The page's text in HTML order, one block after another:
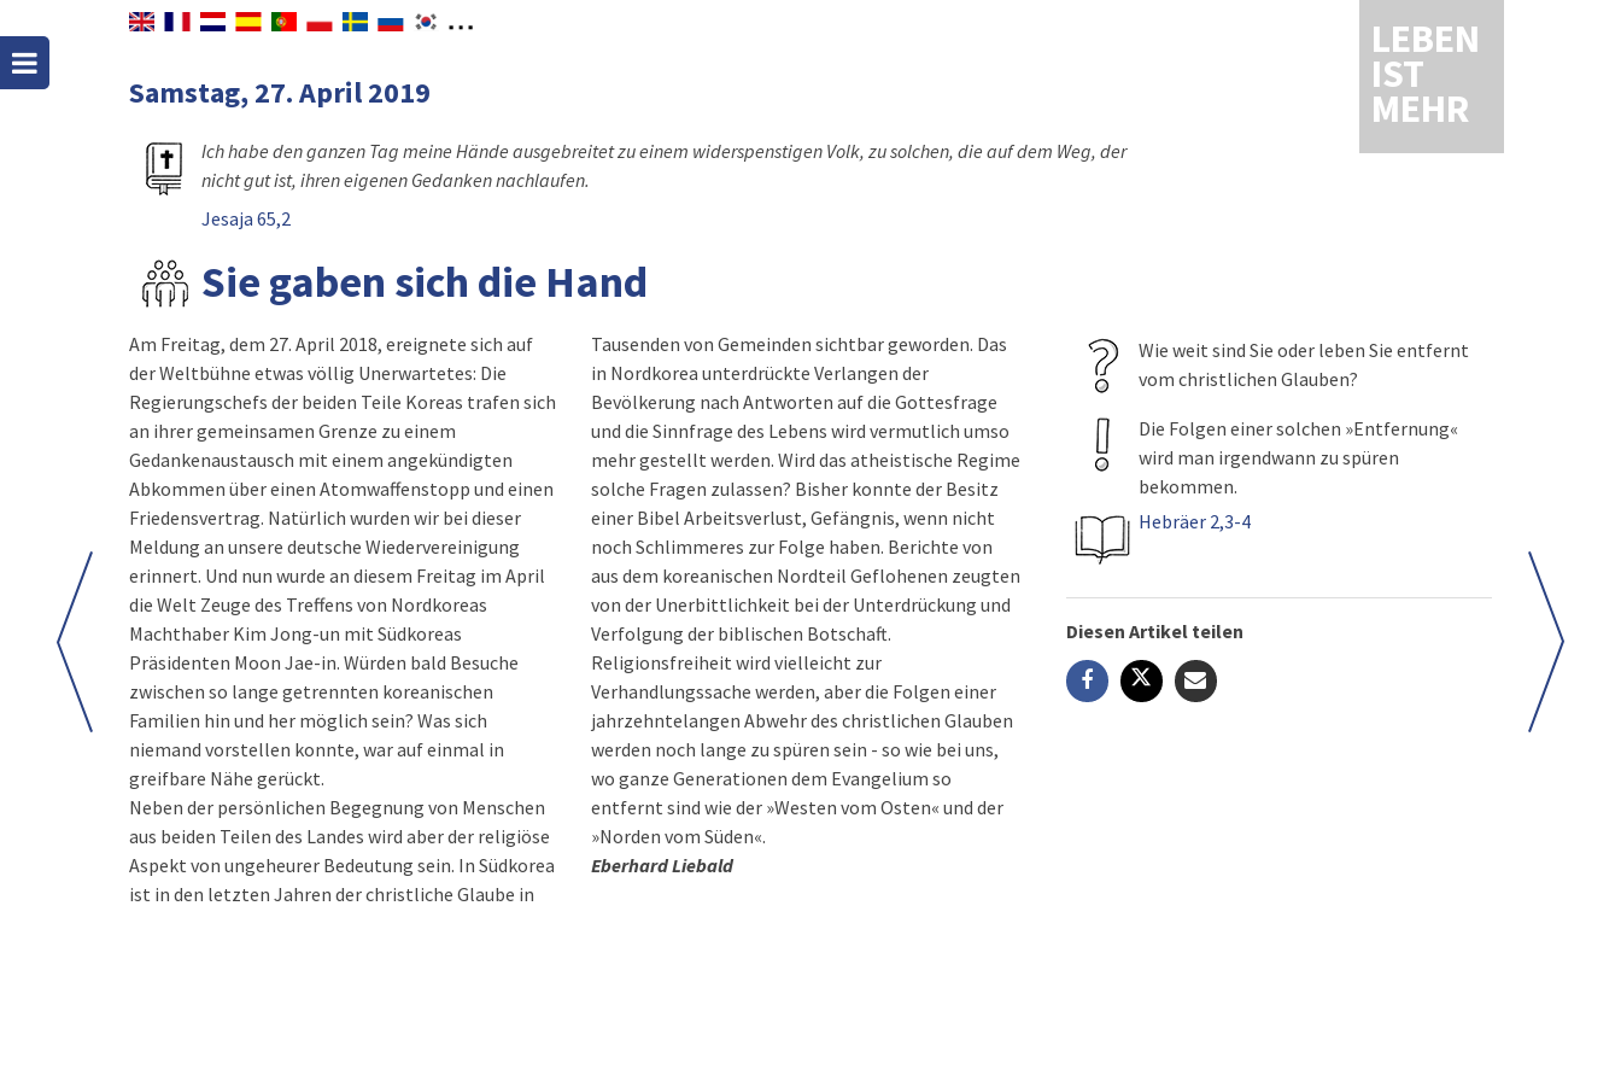
LEBEN
IST
MEHR
Samstag, 27. April 2019
Ich habe den ganzen Tag meine Hände ausgebreitet zu einem widerspenstigen Volk, zu solchen, die auf dem Weg, der
nicht gut ist, ihren eigenen Gedanken nachlaufen.
Jesaja 65,2
Sie gaben sich die Hand
Am Freitag, dem 27. April 2018, ereignete sich auf
der Weltbühne etwas völlig Unerwartetes: Die
Regierungschefs der beiden Teile Koreas trafen sich
an ihrer gemeinsamen Grenze zu einem
Gedankenaustausch mit einem angekündigten
Abkommen über einen Atomwaffenstopp und einen
Friedensvertrag. Natürlich wurden wir bei dieser
Meldung an unsere deutsche Wiedervereinigung
erinnert. Und nun wurde an diesem Freitag im April
die Welt Zeuge des Treffens von Nordkoreas
Machthaber Kim Jong-un mit Südkoreas
Präsidenten Moon Jae-in. Würden bald Besuche
zwischen so lange getrennten koreanischen
Familien hin und her möglich sein? Was sich
niemand vorstellen konnte, war auf einmal in
greifbare Nähe gerückt.
Neben der persönlichen Begegnung von Menschen
aus beiden Teilen des Landes wird aber der religiöse
Aspekt von ungeheurer Bedeutung sein. In Südkorea
ist in den letzten Jahren der christliche Glaube in
Tausenden von Gemeinden sichtbar geworden. Das
in Nordkorea unterdrückte Verlangen der
Bevölkerung nach Antworten auf die Gottesfrage
und die Sinnfrage des Lebens wird vermutlich umso
mehr gestellt werden. Wird das atheistische Regime
solche Fragen zulassen? Bisher konnte der Besitz
einer Bibel Arbeitsverlust, Gefängnis, wenn nicht
noch Schlimmeres zur Folge haben. Berichte von
aus dem koreanischen Nordteil Geflohenen zeugten
von der Unerbittlichkeit bei der Unterdrückung und
Verfolgung der biblischen Botschaft.
Religionsfreiheit wird vielleicht zur
Verhandlungssache werden, aber die Folgen einer
jahrzehntelangen Abwehr des christlichen Glauben
werden noch lange zu spüren sein - so wie bei uns,
wo ganze Generationen dem Evangelium so
entfernt sind wie der »Westen vom Osten« und der
»Norden vom Süden«.
Eberhard Liebald
Wie weit sind Sie oder leben Sie entfernt
vom christlichen Glauben?
Die Folgen einer solchen »Entfernung«
wird man irgendwann zu spüren
bekommen.
Hebräer 2,3-4
Diesen Artikel teilen